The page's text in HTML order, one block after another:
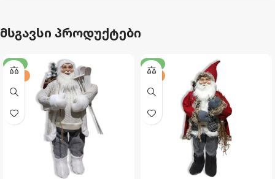
მსგავსი პროდუქტები
-20%
120 ᲡᲛ
-23%
90 ᲡᲛ